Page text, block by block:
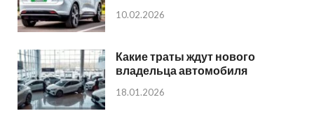
10.02.2026
Какие траты ждут нового
владельца автомобиля
18.01.2026